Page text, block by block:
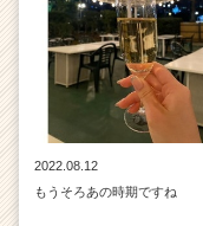
2022.08.12
もうそろあの時期ですね